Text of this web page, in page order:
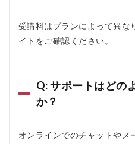
受講料はプランによって異な
イトをご確認ください。
Q: サポートはどの
か？
オンラインでのチャットやメ